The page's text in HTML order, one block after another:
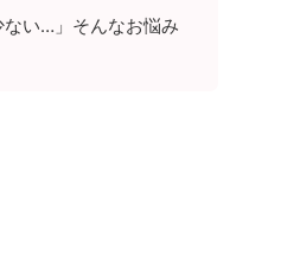
ない…」そんなお悩み